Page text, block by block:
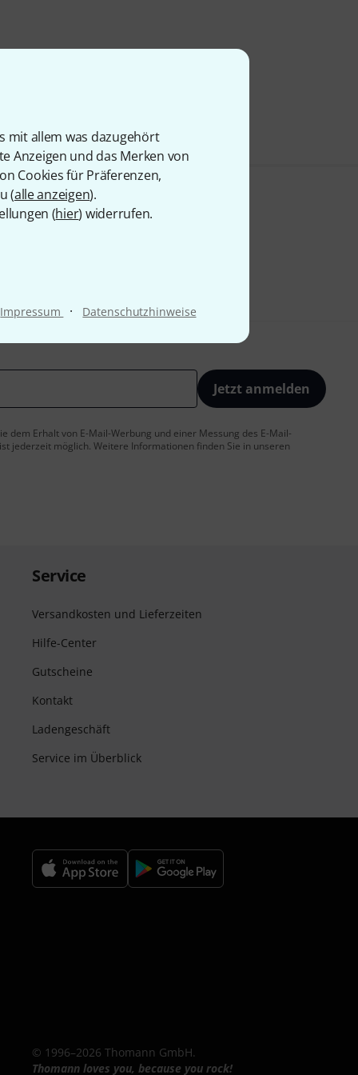
mit allem was dazugehört
Anzeigen und das Merken von
Cookies für Präferenzen,
(alle anzeigen).
(hier) widerrufen.
Impressum · Datenschutzhinweise
Jetzt anmelden
dem Erhalt von E-Mail-Werbung und einer Messung des E-Mail-
jederzeit möglich. Weitere Informationen finden Sie in unseren
Service
Versandkosten und Lieferzeiten
Hilfe-Center
Gutscheine
Kontakt
Ladengeschäft
Service im Überblick
© 1996–2026 Thomann GmbH.
Thomann loves you, because you rock!